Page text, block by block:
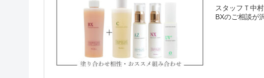
スタッフＴ中
BXのご相談が